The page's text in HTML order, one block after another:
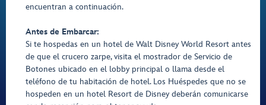
encuentran a continuación.
Antes de Embarcar:
Si te hospedas en un hotel de Walt Disney World Resort antes
de que el crucero zarpe, visita el mostrador de Servicio de
Botones ubicado en el lobby principal o llama desde el
teléfono de tu habitación de hotel. Los Huéspedes que no se
hospeden en un hotel Resort de Disney deberán comunicarse